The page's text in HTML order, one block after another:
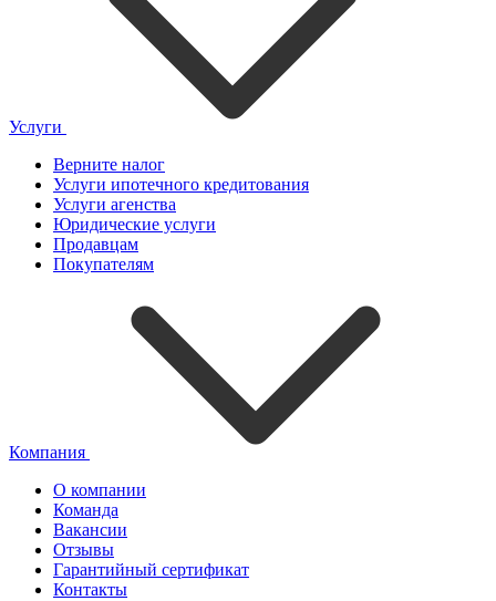
Услуги
Верните налог
Услуги ипотечного кредитования
Услуги агенства
Юридические услуги
Продавцам
Покупателям
Компания
О компании
Команда
Вакансии
Отзывы
Гарантийный сертификат
Контакты